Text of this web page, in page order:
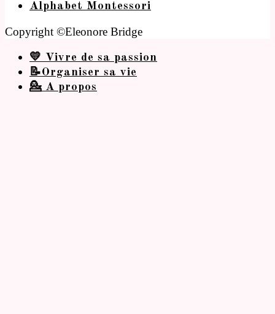
Alphabet Montessori
Copyright ©Eleonore Bridge
💛 Vivre de sa passion
📝Organiser sa vie
💁 A propos